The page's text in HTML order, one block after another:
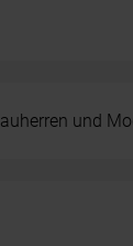
und